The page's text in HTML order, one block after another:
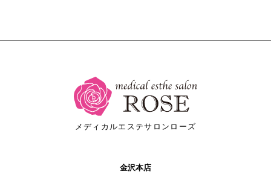
メディカルエステサロンローズ
金沢本店